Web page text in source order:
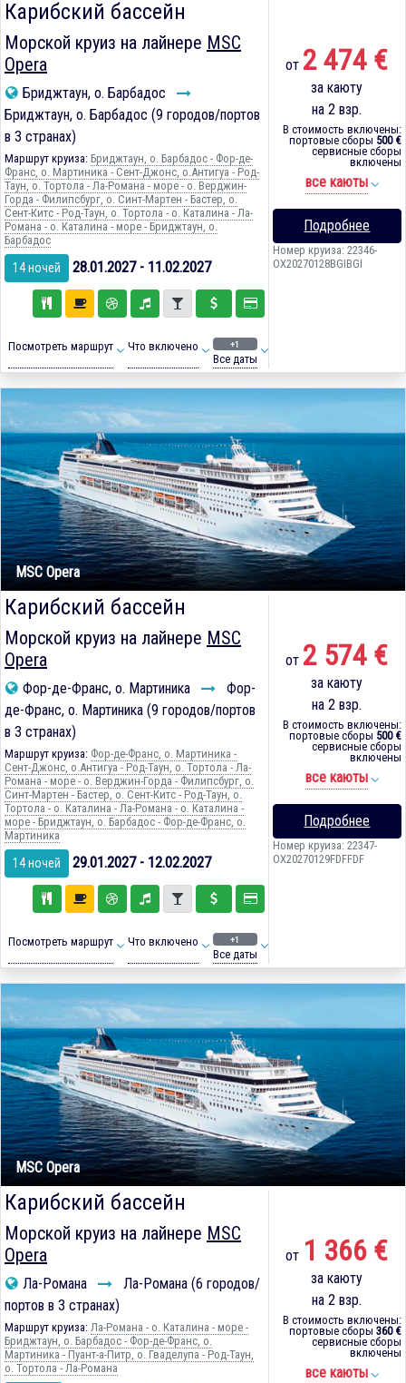
Карибский бассейн
Морской круиз на лайнере MSC
Opera
Бриджтаун, о. Барбадос
Бриджтаун, о. Барбадос (9 городов/портов
в 3 странах)
Маршрут круиза: Бриджтаун, о. Барбадос - Фор-де-
Франс, о. Мартиника - Сент-Джонс, о.Антигуа - Род-
Таун, о. Тортола - Ла-Романа - море - о. Верджин-
Горда - Филипсбург, о. Синт-Мартен - Бастер, о.
Сент-Китс - Род-Таун, о. Тортола - о. Каталина - Ла-
Романа - о. Каталина - море - Бриджтаун, о.
Барбадос
14 ночей 28.01.2027 - 11.02.2027
Посмотреть маршрут Что включено +1
Все даты
от 2 474 €
за каюту
на 2 взр.
В стоимость включены:
портовые сборы 500 €
сервисные сборы
включены
все каюты
Подробнее
Номер круиза: 22346-
OX20270128BGIBGI
MSC Opera
Карибский бассейн
Морской круиз на лайнере MSC
Opera
Фор-де-Франс, о. Мартиника
Фор-
де-Франс, о. Мартиника (9 городов/портов
в 3 странах)
Маршрут круиза: Фор-де-Франс, о. Мартиника -
Сент-Джонс, о.Антигуа - Род-Таун, о. Тортола - Ла-
Романа - море - о. Верджин-Горда - Филипсбург, о.
Синт-Мартен - Бастер, о. Сент-Китс - Род-Таун, о.
Тортола - о. Каталина - Ла-Романа - о. Каталина -
море - Бриджтаун, о. Барбадос - Фор-де-Франс, о.
Мартиника
14 ночей 29.01.2027 - 12.02.2027
Посмотреть маршрут Что включено +1
Все даты
от 2 574 €
за каюту
на 2 взр.
В стоимость включены:
портовые сборы 500 €
сервисные сборы
включены
все каюты
Подробнее
Номер круиза: 22347-
OX20270129FDFFDF
MSC Opera
Карибский бассейн
Морской круиз на лайнере MSC
Opera
Ла-Романа
Ла-Романа (6 городов/
портов в 3 странах)
Маршрут круиза: Ла-Романа - о. Каталина - море -
Бриджтаун, о. Барбадос - Фор-де-Франс, о.
Мартиника - Пуант-а-Питр, о. Гваделупа - Род-Таун,
о. Тортола - Ла-Романа
от 1 366 €
за каюту
на 2 взр.
В стоимость включены:
портовые сборы 360 €
сервисные сборы
включены
все каюты